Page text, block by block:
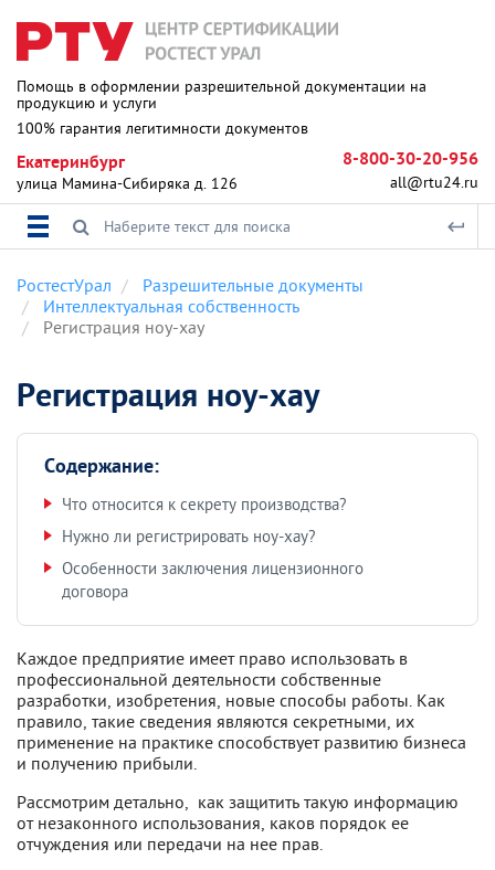
Помощь в оформлении разрешительной документации на
продукцию и услуги
100% гарантия легитимности документов
Екатеринбург
улица Мамина-Сибиряка д. 126
8-800-30-20-956
all@rtu24.ru
РостестУрал
Разрешительные документы
Интеллектуальная собственность
Регистрация ноу-хау
Регистрация ноу-хау
Содержание:
Что относится к секрету производства?
Нужно ли регистрировать ноу-хау?
Особенности заключения лицензионного
договора
Каждое предприятие имеет право использовать в
профессиональной деятельности собственные
разработки, изобретения, новые способы работы. Как
правило, такие сведения являются секретными, их
применение на практике способствует развитию бизнеса
и получению прибыли.
Рассмотрим детально, как защитить такую информацию
от незаконного использования, каков порядок ее
отчуждения или передачи на нее прав.